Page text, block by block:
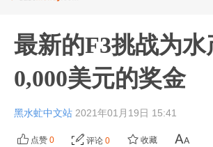
最新的F3挑战为
0,000美元的奖金
黑水虻中文站 2021年01月19日 15:41
点赞 0 评论 0 收藏